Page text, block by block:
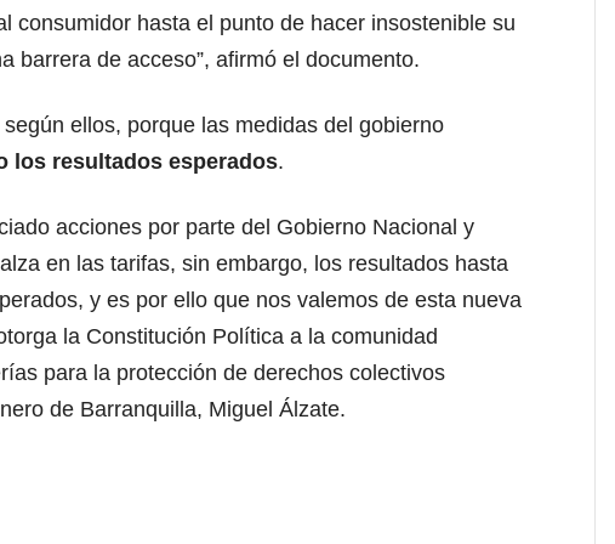
consumidor hasta el punto de hacer insostenible su
barrera de acceso”, afirmó el documento.
ellos, porque las medidas del gobierno
los resultados esperados.
acciones por parte del Gobierno Nacional y
en las tarifas, sin embargo, los resultados hasta
y es por ello que nos valemos de esta nueva
la Constitución Política a la comunidad
para la protección de derechos colectivos
de Barranquilla, Miguel Álzate.